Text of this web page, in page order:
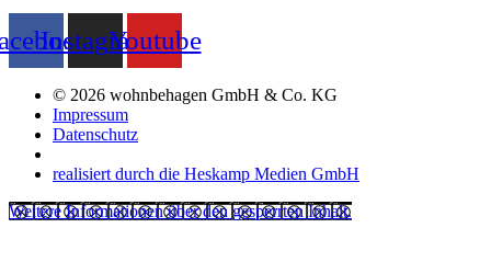
InstagramYoutube
© 2026 wohnbehagen GmbH & Co. KG
Impressum
Datenschutz
realisiert durch die Heskamp Medien GmbH
Weitere Informationen über den gesperrten Inhalt.